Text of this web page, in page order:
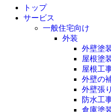
トップ
サービス
一般住宅向け
外装
外壁塗
屋根塗
屋根工
外壁の
外壁張
防水工
倉庫塗